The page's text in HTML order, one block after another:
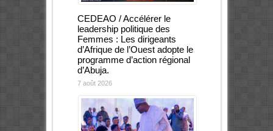
CEDEAO / Accélérer le
leadership politique des
Femmes : Les dirigeants
d’Afrique de l’Ouest adopte le
programme d’action régional
d’Abuja.
7 août 2026